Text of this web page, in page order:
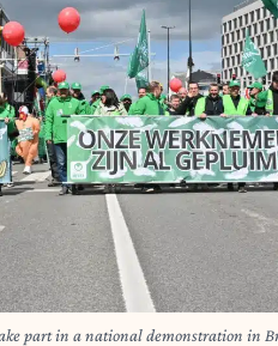
part in a national demonstration in